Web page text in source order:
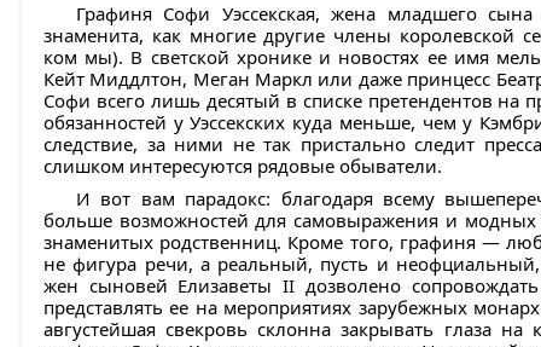
Графиня Софи Уэссекская, жена младшего
знаменита, как многие другие члены королевской
ком мы). В светской хронике и новостях ее имя
Кейт Миддлтон, Меган Маркл или даже принцесс
Софи всего лишь десятый в списке претендентов на
обязанностей у Уэссекских куда меньше, чем у
следствие, за ними не так пристально следит
слишком интересуются рядовые обыватели.
И вот вам парадокс: благодаря всему
больше возможностей для самовыражения и модных
знаменитых родственниц. Кроме того, графиня —
не фигура речи, а реальный, пусть и
жен сыновей Елизаветы II дозволено
представлять ее на мероприятиях зарубежных
августейшая свекровь склонна закрывать глаза на